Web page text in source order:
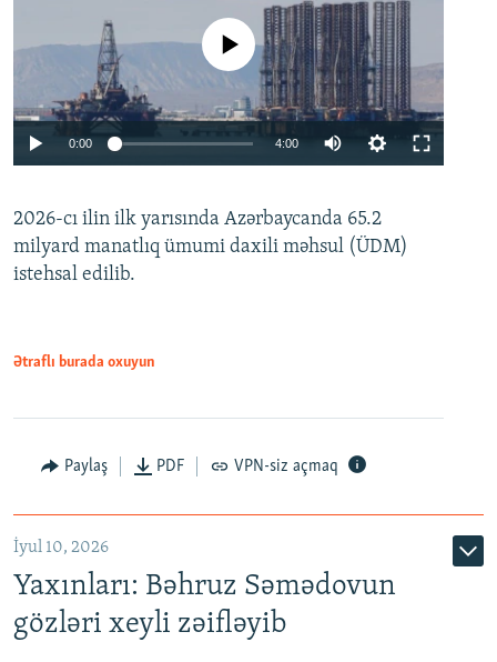
Auto 240p 360p 480p
No media source currently available
0:00 4:00
360p
480p
2026-cı ilin ilk yarısında Azərbaycanda 65.2
milyard manatlıq ümumi daxili məhsul (ÜDM)
istehsal edilib.
Ətraflı burada oxuyun
Paylaş PDF VPN-siz açmaq
İyul 10, 2026
Yaxınları: Bəhruz Səmədovun
gözləri xeyli zəifləyib